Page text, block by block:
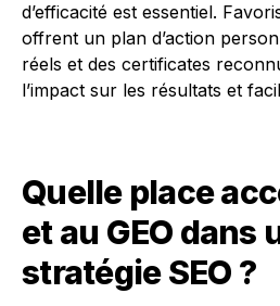
d’efficacité est essentiel.
offrent un plan d’action
réels et des certificates
l’impact sur les résultats et
Quelle place
et au GEO dans
stratégie SEO ?